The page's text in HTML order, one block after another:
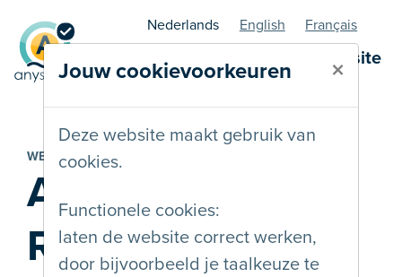
Jouw cookievoorkeuren ×
Deze website maakt gebruik van
cookies.
Functionele cookies:
laten de website correct werken,
door bijvoorbeeld je taalkeuze te
AnySurfer statuspagina - website
Nederlands English Français
WEBSITE
AnySurfer
Reporter